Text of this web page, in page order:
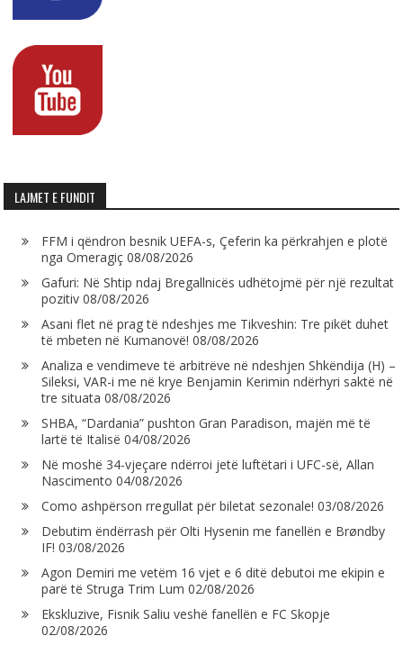
LAJMET E FUNDIT
FFM i qëndron besnik UEFA-s, Çeferin ka përkrahjen e plotë
nga Omeragiç 08/08/2026
Gafuri: Në Shtip ndaj Bregallnicës udhëtojmë për një rezultat
pozitiv 08/08/2026
Asani flet në prag të ndeshjes me Tikveshin: Tre pikët duhet
të mbeten në Kumanovë! 08/08/2026
Analiza e vendimeve të arbitrëve në ndeshjen Shkëndija (H) –
Sileksi, VAR-i me në krye Benjamin Kerimin ndërhyri saktë në
tre situata 08/08/2026
SHBA, “Dardania” pushton Gran Paradison, majën më të
lartë të Italisë 04/08/2026
Në moshë 34-vjeçare ndërroi jetë luftëtari i UFC-së, Allan
Nascimento 04/08/2026
Como ashpërson rregullat për biletat sezonale! 03/08/2026
Debutim ëndërrash për Olti Hysenin me fanellën e Brøndby
IF! 03/08/2026
Agon Demiri me vetëm 16 vjet e 6 ditë debutoi me ekipin e
parë të Struga Trim Lum 02/08/2026
Ekskluzive, Fisnik Saliu veshë fanellën e FC Skopje
02/08/2026